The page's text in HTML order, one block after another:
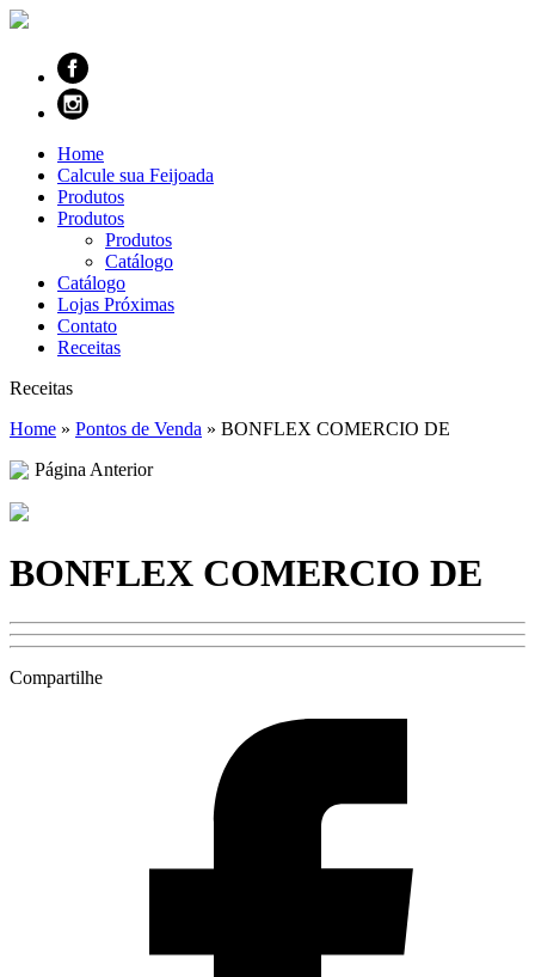
Home
Calcule sua Feijoada
Produtos
Produtos
Produtos
Catálogo
Catálogo
Lojas Próximas
Contato
Receitas
Receitas
Home » Pontos de Venda » BONFLEX COMERCIO DE
Página Anterior
BONFLEX COMERCIO DE
Compartilhe